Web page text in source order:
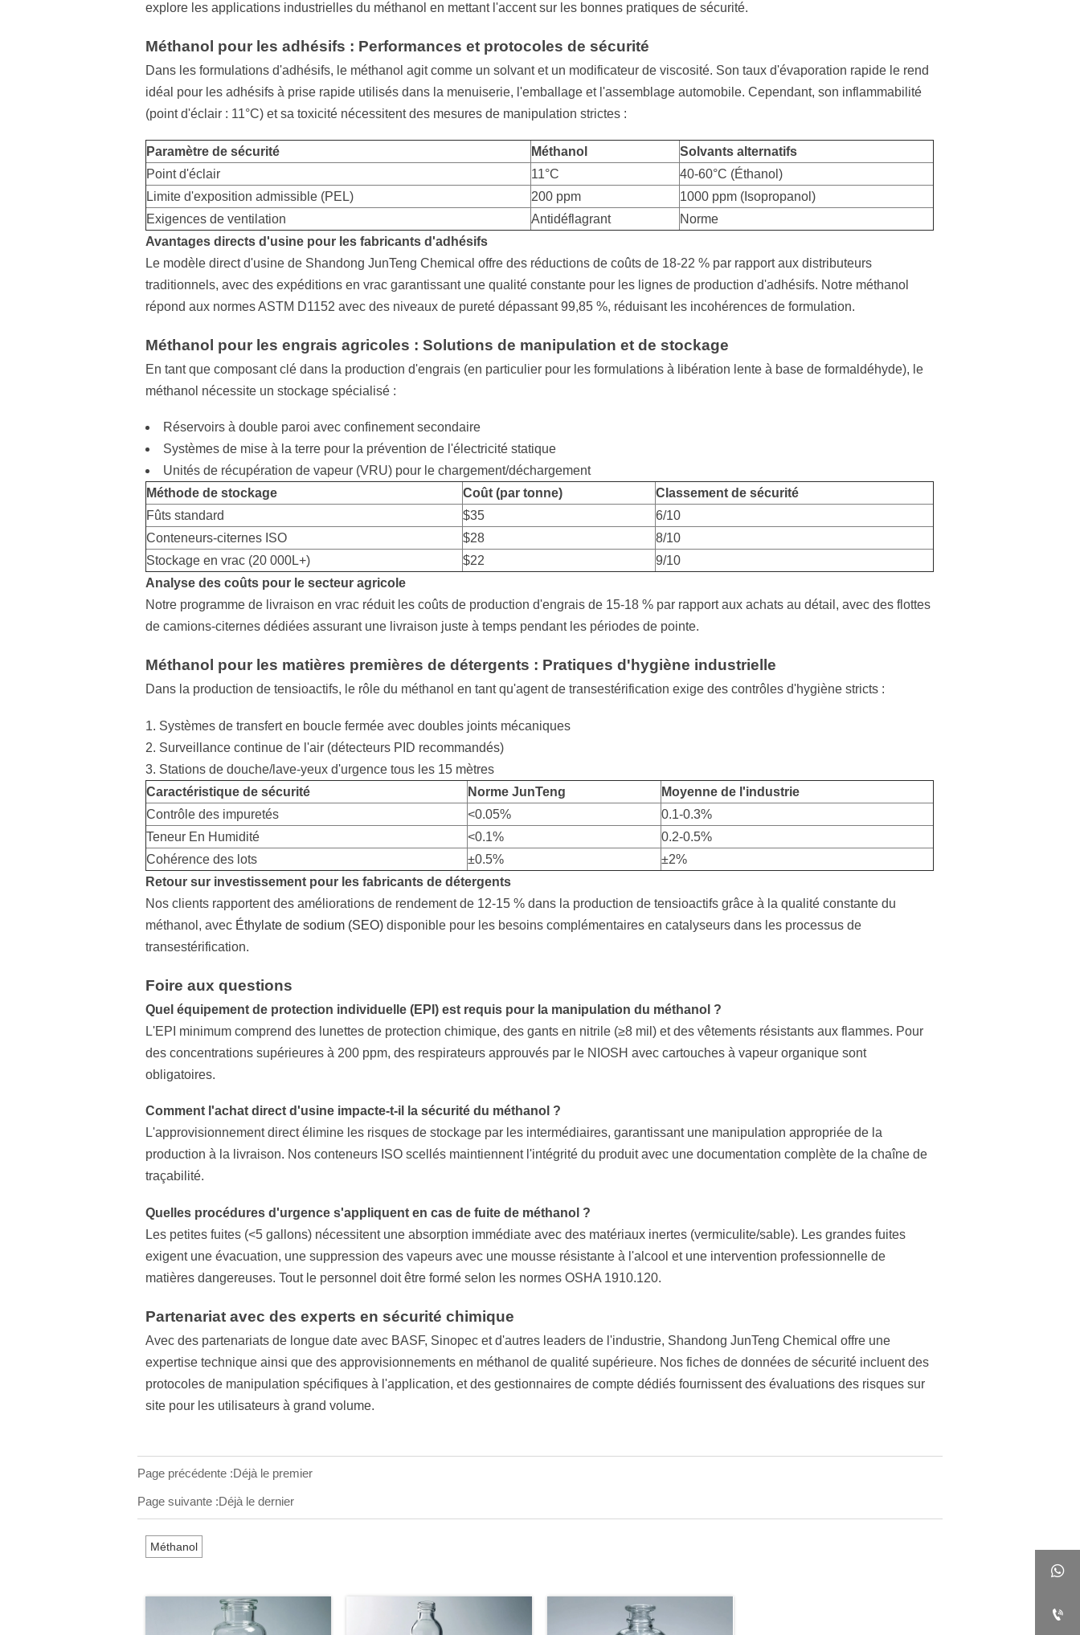
explore les applications industrielles du méthanol en mettant l'accent sur les bonnes pratiques de sécurité.
Méthanol pour les adhésifs : Performances et protocoles de sécurité
Dans les formulations d'adhésifs, le méthanol agit comme un solvant et un modificateur de viscosité. Son taux d'évaporation rapide le rend
idéal pour les adhésifs à prise rapide utilisés dans la menuiserie, l'emballage et l'assemblage automobile. Cependant, son inflammabilité
(point d'éclair : 11°C) et sa toxicité nécessitent des mesures de manipulation strictes :
Paramètre de sécurité Méthanol
Solvants alternatifs
Point d'éclair
11°C
40-60°C (Éthanol)
Limite d'exposition admissible (PEL)
200 ppm
1000 ppm (Isopropanol)
Exigences de ventilation
Antidéflagrant
Norme
Avantages directs d'usine pour les fabricants d'adhésifs
Le modèle direct d'usine de Shandong JunTeng Chemical offre des réductions de coûts de 18-22 % par rapport aux distributeurs
traditionnels, avec des expéditions en vrac garantissant une qualité constante pour les lignes de production d'adhésifs. Notre méthanol
répond aux normes ASTM D1152 avec des niveaux de pureté dépassant 99,85 %, réduisant les incohérences de formulation.
Méthanol pour les engrais agricoles : Solutions de manipulation et de stockage
En tant que composant clé dans la production d'engrais (en particulier pour les formulations à libération lente à base de formaldéhyde), le
méthanol nécessite un stockage spécialisé :
Réservoirs à double paroi avec confinement secondaire
Systèmes de mise à la terre pour la prévention de l'électricité statique
Unités de récupération de vapeur (VRU) pour le chargement/déchargement
Méthode de stockage
Coût (par tonne)
Classement de sécurité
Fûts standard
$35
6/10
Conteneurs-citernes ISO
$28
8/10
Stockage en vrac (20 000L+)
$22
9/10
Analyse des coûts pour le secteur agricole
Notre programme de livraison en vrac réduit les coûts de production d'engrais de 15-18 % par rapport aux achats au détail, avec des flottes
de camions-citernes dédiées assurant une livraison juste à temps pendant les périodes de pointe.
Méthanol pour les matières premières de détergents : Pratiques d'hygiène industrielle
Dans la production de tensioactifs, le rôle du méthanol en tant qu'agent de transestérification exige des contrôles d'hygiène stricts :
Systèmes de transfert en boucle fermée avec doubles joints mécaniques
Surveillance continue de l'air (détecteurs PID recommandés)
Stations de douche/lave-yeux d'urgence tous les 15 mètres
Caractéristique de sécurité
Norme JunTeng
Moyenne de l'industrie
Contrôle des impuretés
<0.05%
0.1-0.3%
Teneur En Humidité
<0.1%
0.2-0.5%
Cohérence des lots
±0.5%
±2%
Retour sur investissement pour les fabricants de détergents
Nos clients rapportent des améliorations de rendement de 12-15 % dans la production de tensioactifs grâce à la qualité constante du
méthanol, avec Éthylate de sodium (SEO) disponible pour les besoins complémentaires en catalyseurs dans les processus de
transestérification.
Foire aux questions
Quel équipement de protection individuelle (EPI) est requis pour la manipulation du méthanol ?
L'EPI minimum comprend des lunettes de protection chimique, des gants en nitrile (≥8 mil) et des vêtements résistants aux flammes. Pour
des concentrations supérieures à 200 ppm, des respirateurs approuvés par le NIOSH avec cartouches à vapeur organique sont
obligatoires.
Comment l'achat direct d'usine impacte-t-il la sécurité du méthanol ?
L'approvisionnement direct élimine les risques de stockage par les intermédiaires, garantissant une manipulation appropriée de la
production à la livraison. Nos conteneurs ISO scellés maintiennent l'intégrité du produit avec une documentation complète de la chaîne de
traçabilité.
Quelles procédures d'urgence s'appliquent en cas de fuite de méthanol ?
Les petites fuites (<5 gallons) nécessitent une absorption immédiate avec des matériaux inertes (vermiculite/sable). Les grandes fuites
exigent une évacuation, une suppression des vapeurs avec une mousse résistante à l'alcool et une intervention professionnelle de
matières dangereuses. Tout le personnel doit être formé selon les normes OSHA 1910.120.
Partenariat avec des experts en sécurité chimique
Avec des partenariats de longue date avec BASF, Sinopec et d'autres leaders de l'industrie, Shandong JunTeng Chemical offre une
expertise technique ainsi que des approvisionnements en méthanol de qualité supérieure. Nos fiches de données de sécurité incluent des
protocoles de manipulation spécifiques à l'application, et des gestionnaires de compte dédiés fournissent des évaluations des risques sur
site pour les utilisateurs à grand volume.
Page précédente :Déjà le premier
Page suivante :Déjà le dernier
Méthanol

